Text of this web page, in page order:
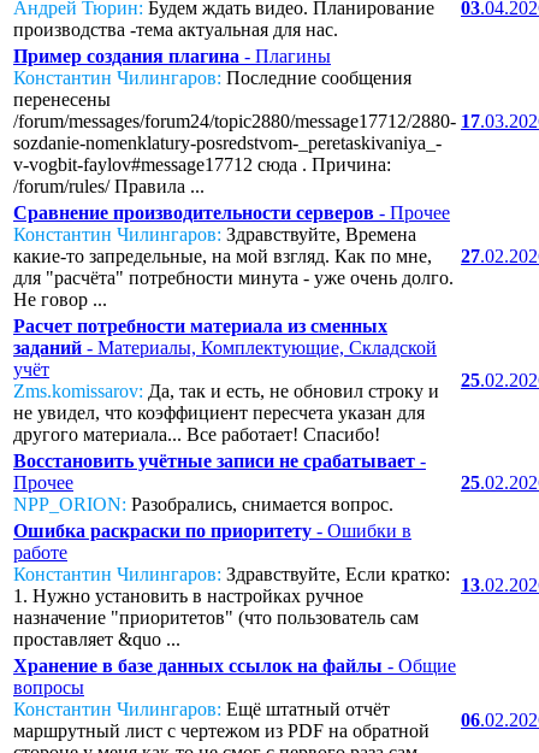
Андрей Тюрин: Будем ждать видео. Планирование
производства -тема актуальная для нас.
03
Пример создания плагина - Плагины
Константин Чилингаров: Последние сообщения
перенесены
/forum/messages/forum24/topic2880/message17712/2880-
sozdanie-nomenklatury-posredstvom-_peretaskivaniya_-
v-vogbit-faylov#message17712 сюда . Причина:
/forum/rules/ Правила ...
17
Сравнение производительности серверов - Прочее
Константин Чилингаров: Здравствуйте, Времена
какие-то запредельные, на мой взгляд. Как по мне,
для "расчёта" потребности минута - уже очень долго.
Не говор ...
27
Расчет потребности материала из сменных
заданий - Материалы, Комплектующие, Складской
учёт
Zms.komissarov: Да, так и есть, не обновил строку и
не увидел, что коэффициент пересчета указан для
другого материала... Все работает! Спасибо!
25
Восстановить учётные записи не срабатывает -
Прочее
NPP_ORION: Разобрались, снимается вопрос.
25
Ошибка раскраски по приоритету - Ошибки в
работе
Константин Чилингаров: Здравствуйте, Если кратко:
1. Нужно установить в настройках ручное
назначение "приоритетов" (что пользователь сам
проставляет &quo ...
13
Хранение в базе данных ссылок на файлы - Общие
вопросы
Константин Чилингаров: Ещё штатный отчёт
маршрутный лист с чертежом из PDF на обратной
06